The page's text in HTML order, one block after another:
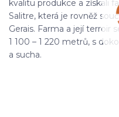
kvalitu produkce a získali
Salitre, která je rovněž
Gerais. Farma a její terroir
1 100 – 1 220 metrů, s
a sucha.